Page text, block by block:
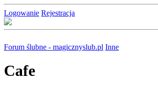
Logowanie Rejestracja
Forum ślubne - magicznyslub.pl Inne
Cafe